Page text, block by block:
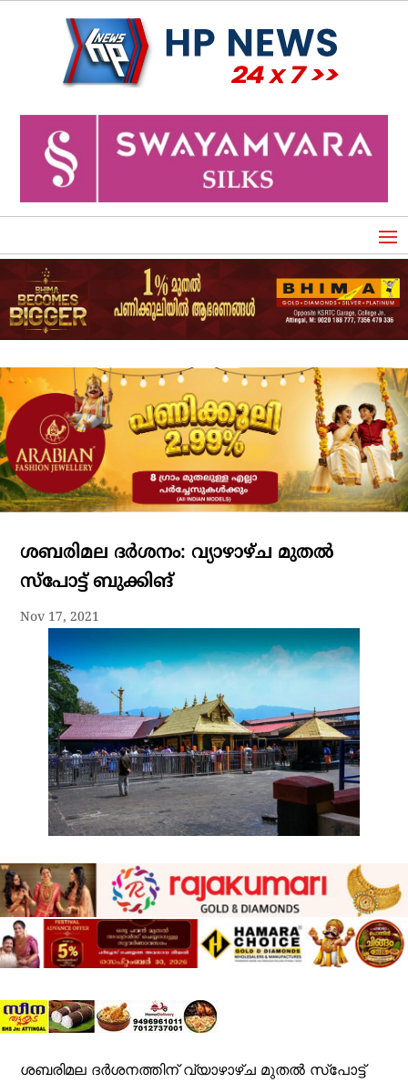
ശബരിമല ദര്‍ശനം: വ്യാഴാഴ്ച മുതല്‍
സ്‌പോട്ട് ബുക്കിങ്
Nov 17, 2021
ശബരിമല ദര്‍ശനത്തിന് വ്യാഴാഴ്ച മുതല്‍ സ്പോട്ട്